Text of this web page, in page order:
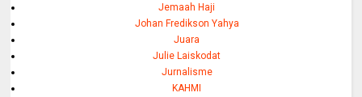
Jemaah Haji
Johan Fredikson Yahya
Juara
Julie Laiskodat
Jurnalisme
KAHMI